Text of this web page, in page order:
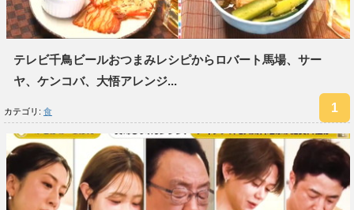
テレビ千鳥ビールおつまみレシピからロバート馬場、サー
ヤ、ケンコバ、大悟アレンジ...
カテゴリ: 食